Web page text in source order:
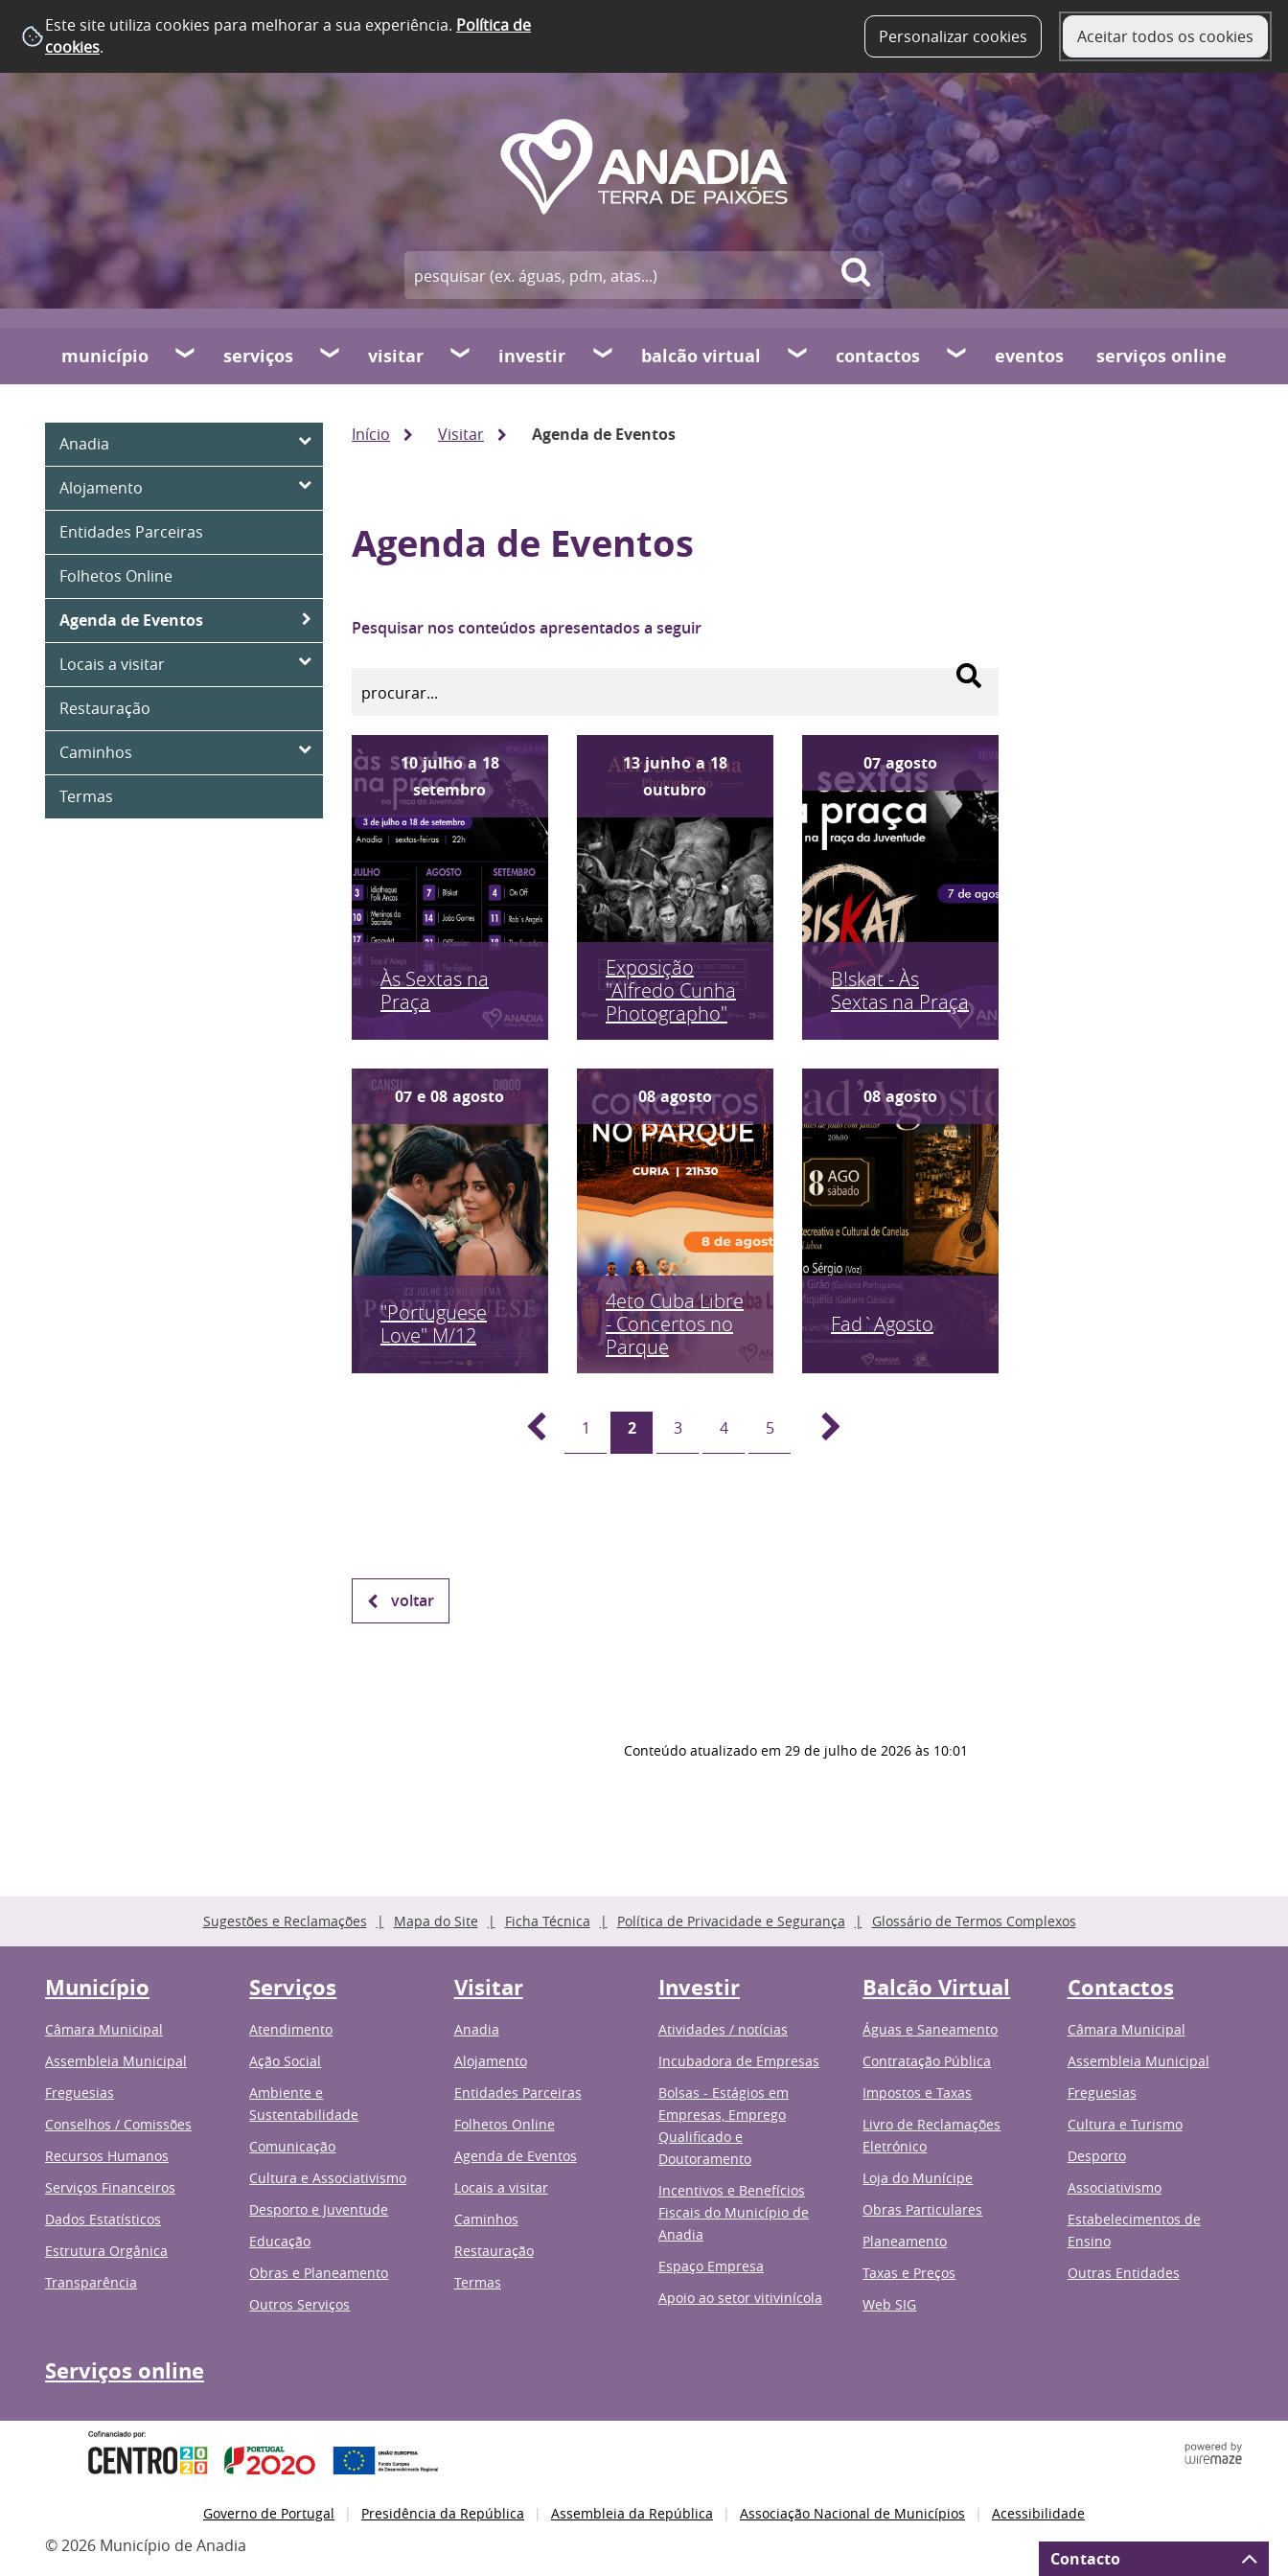
Este site utiliza cookies para melhorar a sua experiência. Política de
cookies. Personalizar cookies Aceitar todos os cookies
município serviços visitar investir balcão virtual contactos eventos serviços online
Anadia
Alojamento
Entidades Parceiras
Folhetos Online
Agenda de Eventos
Locais a visitar
Restauração
Caminhos
Termas
Início Visitar Agenda de Eventos
Agenda de Eventos
Pesquisar nos conteúdos apresentados a seguir
10 julho a 18
setembro
Às Sextas na
Praça
13 junho a 18
outubro
Exposição
"Alfredo Cunha
Photographo"
07 agosto
B!skat - Às
Sextas na Praça
07 e 08 agosto
"Portuguese
Love" M/12
08 agosto
4eto Cuba Libre
- Concertos no
Parque
08 agosto
Fad`Agosto
1 2 3 4 5
voltar
Conteúdo atualizado em 29 de julho de 2026 às 10:01
Sugestões e Reclamações Mapa do Site Ficha Técnica Política de Privacidade e Segurança Glossário de Termos Complexos
Município
Câmara Municipal
Assembleia Municipal
Freguesias
Conselhos / Comissões
Recursos Humanos
Serviços Financeiros
Dados Estatísticos
Estrutura Orgânica
Transparência
Serviços
Atendimento
Ação Social
Ambiente e
Sustentabilidade
Comunicação
Cultura e Associativismo
Desporto e Juventude
Educação
Obras e Planeamento
Outros Serviços
Visitar
Anadia
Alojamento
Entidades Parceiras
Folhetos Online
Agenda de Eventos
Locais a visitar
Caminhos
Restauração
Termas
Investir
Atividades / notícias
Incubadora de Empresas
Bolsas - Estágios em
Empresas, Emprego
Qualificado e
Doutoramento
Incentivos e Benefícios
Fiscais do Município de
Anadia
Espaço Empresa
Apoio ao setor vitivinícola
Balcão Virtual
Águas e Saneamento
Contratação Pública
Impostos e Taxas
Livro de Reclamações
Eletrónico
Loja do Munícipe
Obras Particulares
Planeamento
Taxas e Preços
Web SIG
Contactos
Câmara Municipal
Assembleia Municipal
Freguesias
Cultura e Turismo
Desporto
Associativismo
Estabelecimentos de
Ensino
Outras Entidades
Serviços online
Governo de Portugal Presidência da República Assembleia da República Associação Nacional de Municípios Acessibilidade
© 2026 Município de Anadia
Contacto